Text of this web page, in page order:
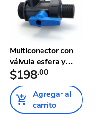
Multiconector con
válvula esfera y
tuerc...
$198.00
Agregar al
carrito